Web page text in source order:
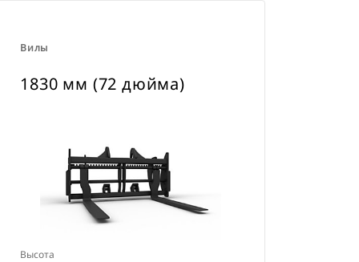
Вилы
1830 мм (72 дюйма)
Высота